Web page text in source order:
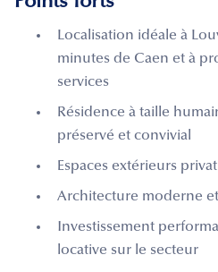
Localisation idéale à
minutes de Caen et à
services
Résidence à taille
préservé et convivial
Espaces extérieurs
Architecture moderne
Investissement
locative sur le secteur